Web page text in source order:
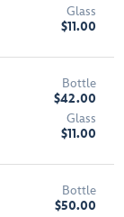
Glass
$11.00
Bottle
$42.00
Glass
$11.00
Bottle
$50.00